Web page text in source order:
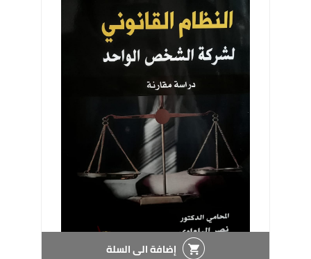
إضافة الى السلة